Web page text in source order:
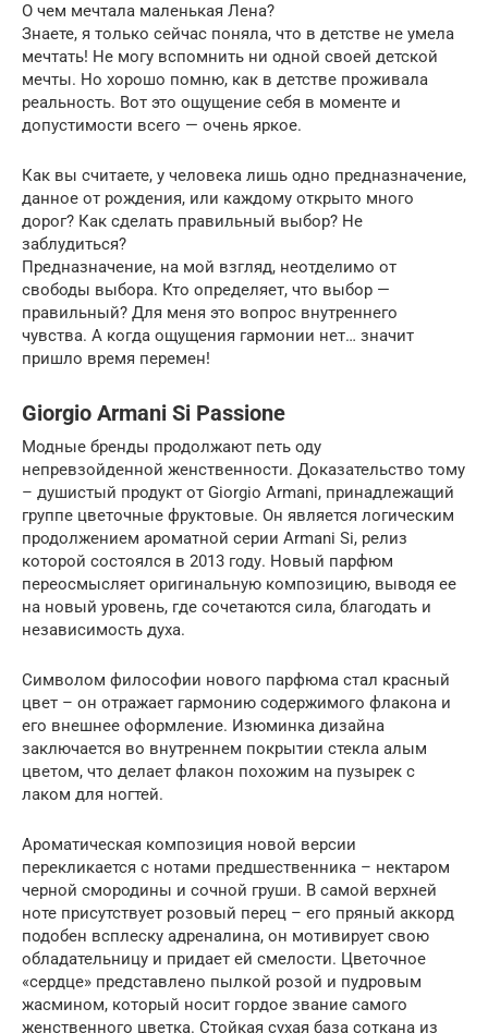
О чем мечтала маленькая Лена?
Знаете, я только сейчас поняла, что в детстве не умела
мечтать! Не могу вспомнить ни одной своей детской
мечты. Но хорошо помню, как в детстве проживала
реальность. Вот это ощущение себя в моменте и
допустимости всего — очень яркое.
Как вы считаете, у человека лишь одно предназначение,
данное от рождения, или каждому открыто много
дорог? Как сделать правильный выбор? Не
заблудиться?
Предназначение, на мой взгляд, неотделимо от
свободы выбора. Кто определяет, что выбор —
правильный? Для меня это вопрос внутреннего
чувства. А когда ощущения гармонии нет… значит
пришло время перемен!
Giorgio Armani Si Passione
Модные бренды продолжают петь оду
непревзойденной женственности. Доказательство тому
– душистый продукт от Giorgio Armani, принадлежащий
группе цветочные фруктовые. Он является логическим
продолжением ароматной серии Armani Si, релиз
которой состоялся в 2013 году. Новый парфюм
переосмысляет оригинальную композицию, выводя ее
на новый уровень, где сочетаются сила, благодать и
независимость духа.
Символом философии нового парфюма стал красный
цвет – он отражает гармонию содержимого флакона и
его внешнее оформление. Изюминка дизайна
заключается во внутреннем покрытии стекла алым
цветом, что делает флакон похожим на пузырек с
лаком для ногтей.
Ароматическая композиция новой версии
перекликается с нотами предшественника – нектаром
черной смородины и сочной груши. В самой верхней
ноте присутствует розовый перец – его пряный аккорд
подобен всплеску адреналина, он мотивирует свою
обладательницу и придает ей смелости. Цветочное
«сердце» представлено пылкой розой и пудровым
жасмином, который носит гордое звание самого
женственного цветка. Стойкая сухая база соткана из